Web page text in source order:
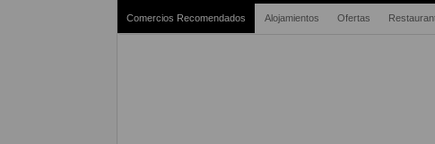
Comercios Recomendados Alojamientos Ofertas